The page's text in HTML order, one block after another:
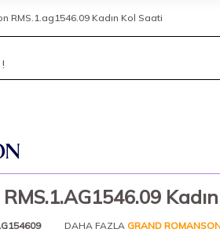
RMS.1.ag1546.09 Kadın Kol Saati
DAHA FAZLA GRAND